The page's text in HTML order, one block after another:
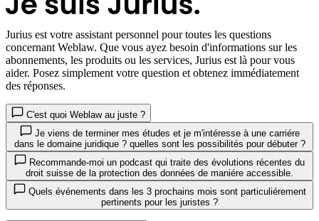
Jurius est votre assistant personnel pour toutes les questions
concernant Weblaw. Que vous ayez besoin d'informations sur les
abonnements, les produits ou les services, Jurius est là pour vous
aider. Posez simplement votre question et obtenez immédiatement
des réponses.
C'est quoi Weblaw au juste ?
Je viens de terminer mes études et je m'intéresse à une carriére
dans le domaine juridique ? quelles sont les possibilités pour débuter ?
droit suisse de la protection des données de maniére accessible.
Quels événements dans les 3 prochains mois sont particuliérement
pertinents pour les juristes ?